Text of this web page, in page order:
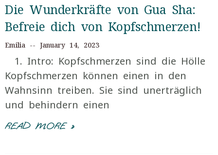
Die Wunderkräfte von Gua Sha:
Befreie dich von Kopfschmerzen!
Emilia January 14, 2023
1. Intro: Kopfschmerzen sind die Hölle
Kopfschmerzen können einen in den
Wahnsinn treiben. Sie sind unerträglich
und behindern einen
READ MORE »